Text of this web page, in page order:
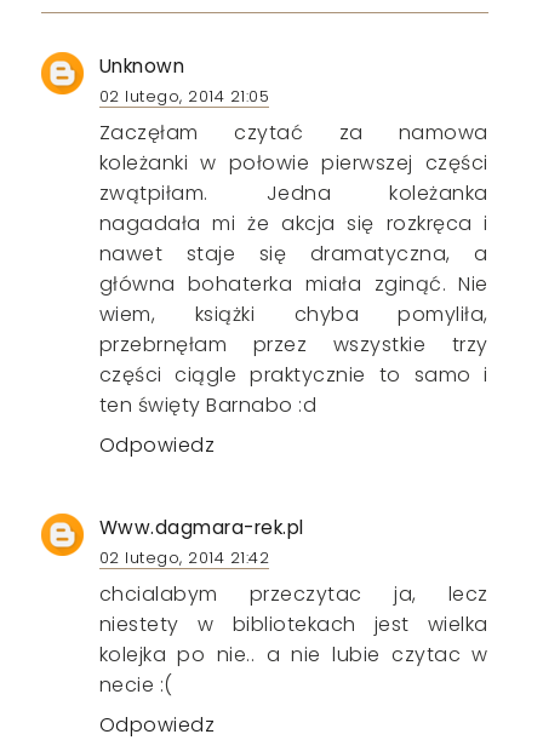
Unknown
02 lutego, 2014 21:05
Zaczęłam czytać za namowa
koleżanki w połowie pierwszej części
zwątpiłam. Jedna koleżanka
nagadała mi że akcja się rozkręca i
nawet staje się dramatyczna, a
główna bohaterka miała zginąć. Nie
wiem, książki chyba pomyliła,
przebrnęłam przez wszystkie trzy
części ciągle praktycznie to samo i
ten święty Barnabo :d
Odpowiedz
Www.dagmara-rek.pl
02 lutego, 2014 21:42
chcialabym przeczytac ja, lecz
niestety w bibliotekach jest wielka
kolejka po nie.. a nie lubie czytac w
necie :(
Odpowiedz